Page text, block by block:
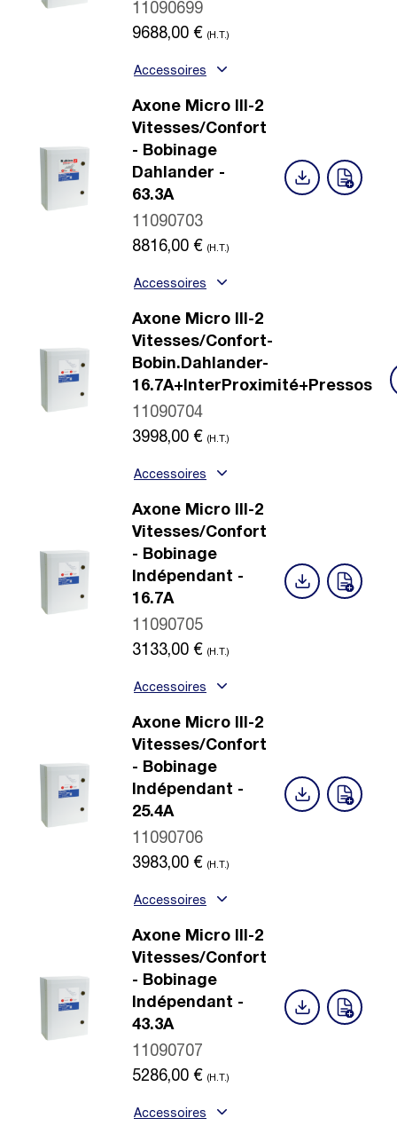
11090699
9688,00 € (H.T.)
Accessoires
Axone Micro III-2
Vitesses/Confort
- Bobinage
Dahlander -
63.3A
11090703
8816,00 € (H.T.)
Accessoires
Axone Micro III-2
Vitesses/Confort-
Bobin.Dahlander-
16.7A+InterProximité+Pressos
11090704
3998,00 € (H.T.)
Accessoires
Axone Micro III-2
Vitesses/Confort
- Bobinage
Indépendant -
16.7A
11090705
3133,00 € (H.T.)
Accessoires
Axone Micro III-2
Vitesses/Confort
- Bobinage
Indépendant -
25.4A
11090706
3983,00 € (H.T.)
Accessoires
Axone Micro III-2
Vitesses/Confort
- Bobinage
Indépendant -
43.3A
11090707
5286,00 € (H.T.)
Accessoires